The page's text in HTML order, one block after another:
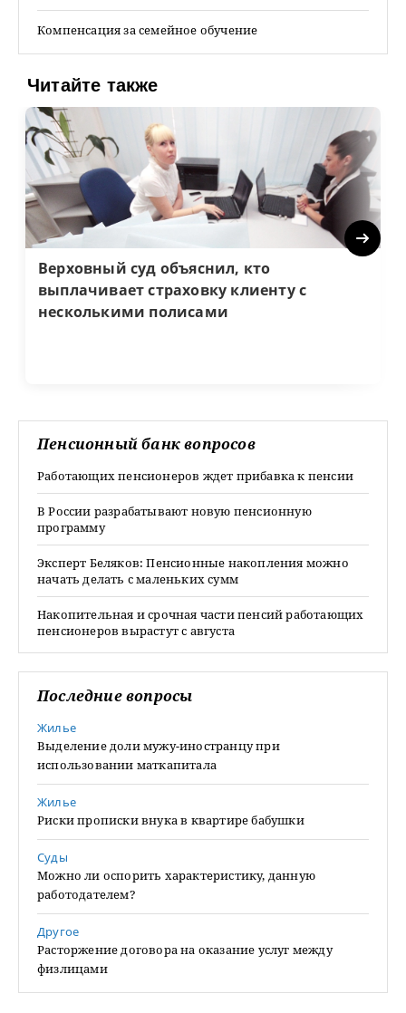
Компенсация за семейное обучение
Читайте также
Верховный суд объяснил, кто
выплачивает страховку клиенту с
несколькими полисами
Next
Пенсионный банк вопросов
Работающих пенсионеров ждет прибавка к пенсии
В России разрабатывают новую пенсионную
программу
Эксперт Беляков: Пенсионные накопления можно
начать делать с маленьких сумм
Накопительная и срочная части пенсий работающих
пенсионеров вырастут с августа
Последние вопросы
Жилье
Выделение доли мужу-иностранцу при
использовании маткапитала
Жилье
Риски прописки внука в квартире бабушки
Суды
Можно ли оспорить характеристику, данную
работодателем?
Другое
Расторжение договора на оказание услуг между
физлицами